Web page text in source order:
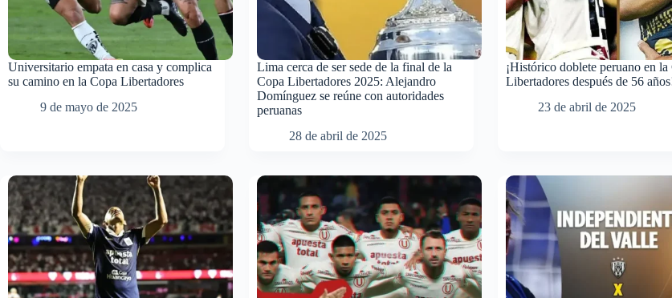
Universitario empata en casa y complica
su camino en la Copa Libertadores
9 de mayo de 2025
Lima cerca de ser sede de la final de la
Copa Libertadores 2025: Alejandro
Domínguez se reúne con autoridades
peruanas
28 de abril de 2025
¡Histórico doblete peruano en la
Libertadores después de 56
23 de abril de 2025